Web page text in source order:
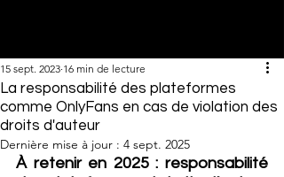
La responsabilité des plateformes
comme OnlyFans en cas de violation des
droits d'auteur
15 sept. 2023 16 min de lecture
Dernière mise à jour : 4 sept. 2025
À retenir en 2025 : responsabilité